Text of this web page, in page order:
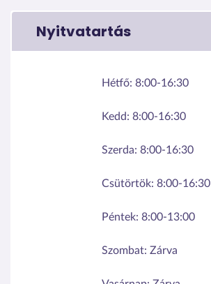
Nyitvatartás
Hétfő: 8:00-16:30
Kedd: 8:00-16:30
Szerda: 8:00-16:30
Csütörtök: 8:00-16:30
Péntek: 8:00-13:00
Szombat: Zárva